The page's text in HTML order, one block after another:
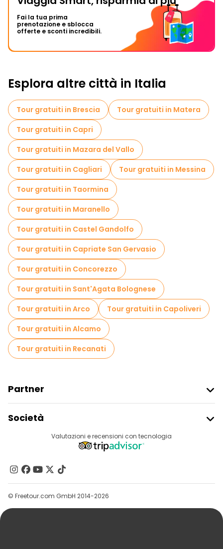
Fai la tua prima
prenotazione e sblocca
offerte e sconti incredibili.
Esplora altre città in Italia
Tour gratuiti in Brescia
Tour gratuiti in Matera
Tour gratuiti in Capri
Tour gratuiti in Mazara del Vallo
Tour gratuiti in Cagliari
Tour gratuiti in Messina
Tour gratuiti in Taormina
Tour gratuiti in Maranello
Tour gratuiti in Castel Gandolfo
Tour gratuiti in Capriate San Gervasio
Tour gratuiti in Concorezzo
Tour gratuiti in Sant'Agata Bolognese
Tour gratuiti in Arco
Tour gratuiti in Capoliveri
Tour gratuiti in Alcamo
Tour gratuiti in Recanati
Partner
Accesso Del Fornitore
Programma Di Affiliazione
Società
Destinazioni
Contattaci
Gruppi
Aiuto
Valutazioni e recensioni con tecnologia
© Freetour.com GmbH 2014-2026